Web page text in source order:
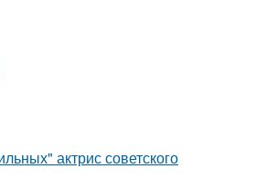
актрис советского